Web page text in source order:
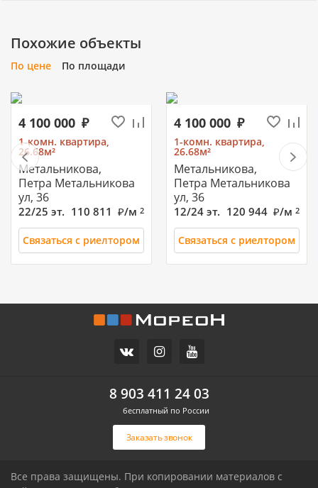
Похожие объекты
По цене По площади
4 100 000
1-комн. квартира,
26.68м²
Метальникова,
Петра Метальникова
ул, 36
22/25 эт. 110 811 /м 2
Связаться с риелтором
4 100 000
1-комн. квартира,
26.68м²
Метальникова,
Петра Метальникова
ул, 36
12/24 эт. 120 944 /м 2
Связаться с риелтором
/м2
Связаться с риелтором
3 500 000
1-комн. квартира,
26.68м²
8к3
14/16 эт.
Связаться с риелтором
Заказать звонок
8 903 411 24 03
бесплатный по России
Все права защищены. При копировании материалов с